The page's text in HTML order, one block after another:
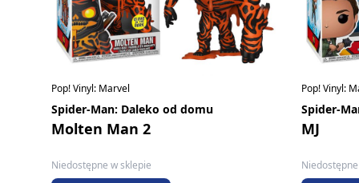
Pop! Vinyl: Marvel
Spider-Man: Daleko od domu
Molten Man 2
Niedostępne w sklepie
Pop! Vinyl:
Spider-
MJ